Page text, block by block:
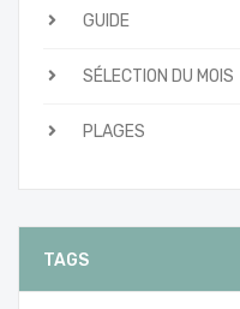
GUIDE
SÉLECTION DU MOIS
PLAGES
TAGS